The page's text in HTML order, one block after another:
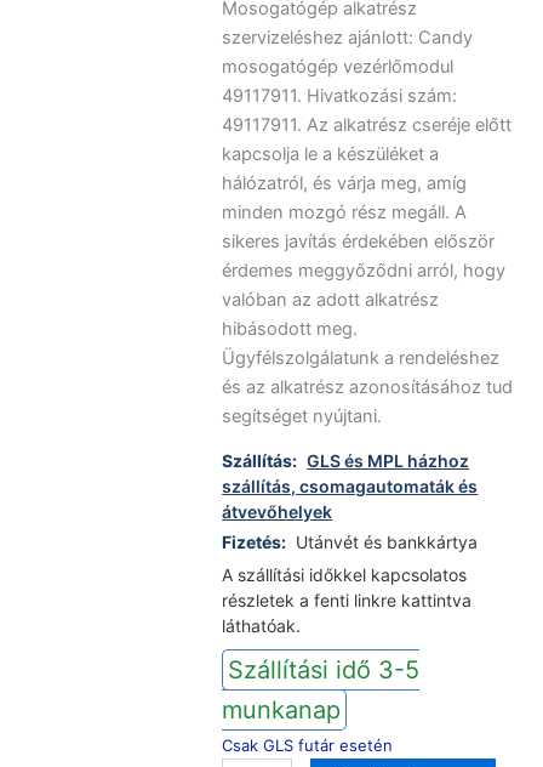
Mosogatógép alkatrész
szervizeléshez ajánlott: Candy
mosogatógép vezérlőmodul
49117911. Hivatkozási szám:
49117911. Az alkatrész cseréje előtt
kapcsolja le a készüléket a
hálózatról, és várja meg, amíg
minden mozgó rész megáll. A
sikeres javítás érdekében először
érdemes meggyőződni arról, hogy
valóban az adott alkatrész
hibásodott meg.
Ügyfélszolgálatunk a rendeléshez
és az alkatrész azonosításához tud
segítséget nyújtani.
Szállítás: GLS és MPL házhoz
szállítás, csomagautomaták és
átvevőhelyek
Fizetés: Utánvét és bankkártya
A szállítási időkkel kapcsolatos
részletek a fenti linkre kattintva
láthatóak.
Szállítási idő 3-5
munkanap
Csak GLS futár esetén